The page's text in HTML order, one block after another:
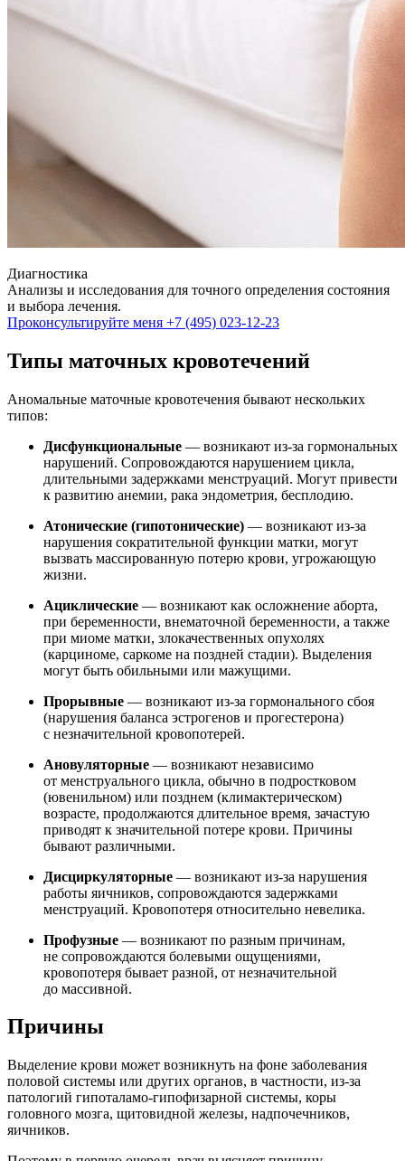
Диагностика
Анализы и исследования для точного определения состояния
и выбора лечения.
Проконсультируйте меня +7 (495) 023-12-23
Типы маточных кровотечений
Аномальные маточные кровотечения бывают нескольких
типов:
Дисфункциональные — возникают из-за гормональных
нарушений. Сопровождаются нарушением цикла,
длительными задержками менструаций. Могут привести
к развитию анемии, рака эндометрия, бесплодию.
Атонические (гипотонические) — возникают из-за
нарушения сократительной функции матки, могут
вызвать массированную потерю крови, угрожающую
жизни.
Ациклические — возникают как осложнение аборта,
при беременности, внематочной беременности, а также
при миоме матки, злокачественных опухолях
(карциноме, саркоме на поздней стадии). Выделения
могут быть обильными или мажущими.
Прорывные — возникают из-за гормонального сбоя
(нарушения баланса эстрогенов и прогестерона)
с незначительной кровопотерей.
Ановуляторные — возникают независимо
от менструального цикла, обычно в подростковом
(ювенильном) или позднем (климактерическом)
возрасте, продолжаются длительное время, зачастую
приводят к значительной потере крови. Причины
бывают различными.
Дисциркуляторные — возникают из-за нарушения
работы яичников, сопровождаются задержками
менструаций. Кровопотеря относительно невелика.
Профузные — возникают по разным причинам,
не сопровождаются болевыми ощущениями,
кровопотеря бывает разной, от незначительной
до массивной.
Причины
Выделение крови может возникнуть на фоне заболевания
половой системы или других органов, в частности, из-за
патологий гипоталамо-гипофизарной системы, коры
головного мозга, щитовидной железы, надпочечников,
яичников.